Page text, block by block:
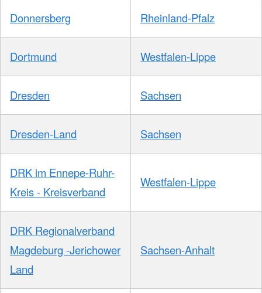
Donnersberg Rheinland-Pfalz
Dortmund Westfalen-Lippe
Dresden Sachsen
Dresden-Land Sachsen
DRK im Ennepe-Ruhr-
Kreis - Kreisverband
Westfalen-Lippe
DRK Regionalverband
Magdeburg -Jerichower
Land
Sachsen-Anhalt